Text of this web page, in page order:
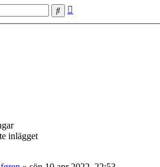
Sök
inlägget